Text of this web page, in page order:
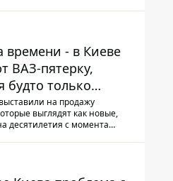
времени - в Киеве
ВАЗ-пятерку,
будто только
конвейера
на продажу
выглядят как новые,
десятилетия с момента